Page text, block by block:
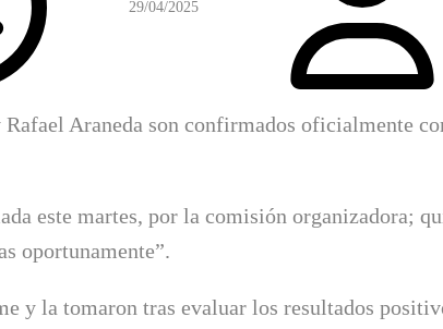
29/04/2025
Araneda son confirmados oficialmente
este martes, por la comisión organizadora;
oportunamente”.
y la tomaron tras evaluar los resultados